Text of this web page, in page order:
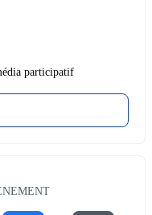
participatif